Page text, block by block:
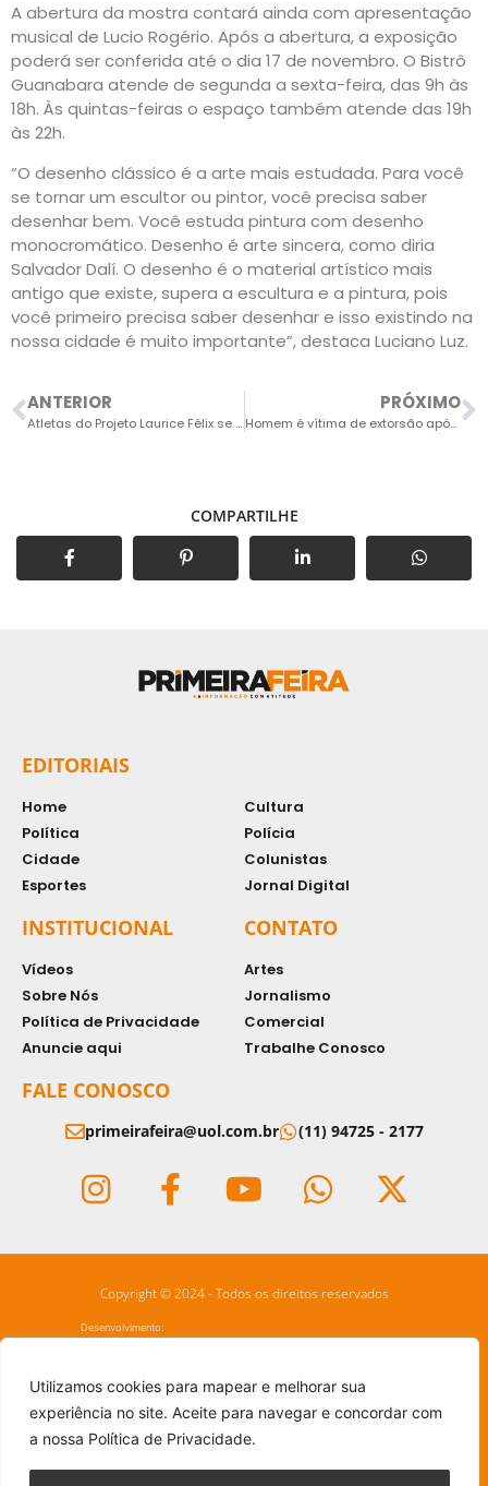
Utilizamos cookies para mapear e melhorar sua
experiência no site. Aceite para navegar e concordar com
a nossa Política de Privacidade.
A abertura da mostra contará ainda com apresentação
musical de Lucio Rogério. Após a abertura, a exposição
poderá ser conferida até o dia 17 de novembro. O Bistrô
Guanabara atende de segunda a sexta-feira, das 9h às
18h. Às quintas-feiras o espaço também atende das 19h
às 22h.
“O desenho clássico é a arte mais estudada. Para você
se tornar um escultor ou pintor, você precisa saber
desenhar bem. Você estuda pintura com desenho
monocromático. Desenho é arte sincera, como diria
Salvador Dalí. O desenho é o material artístico mais
antigo que existe, supera a escultura e a pintura, pois
você primeiro precisa saber desenhar e isso existindo na
nossa cidade é muito importante”, destaca Luciano Luz.
ANTERIOR
Atletas do Projeto Laurice Félix se destacam em campeonato de Atletismo
PRÓXIMO
Homem é vítima de extorsão após se envolver com profissionais do sexo
COMPARTILHE
EDITORIAIS
Home
Política
Cidade
Esportes
Cultura
Polícia
Colunistas
Jornal Digital
INSTITUCIONAL
Vídeos
Sobre Nós
Política de Privacidade
Anuncie aqui
CONTATO
Artes
Jornalismo
Comercial
Trabalhe Conosco
FALE CONOSCO
primeirafeira@uol.com.br (11) 94725 - 2177
Copyright © 2024 - Todos os direitos reservados
Desenvolvimento: